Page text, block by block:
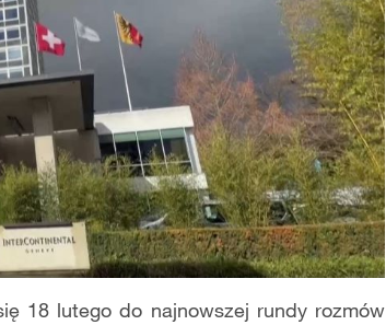
18 lutego do najnowszej rundy rozmów